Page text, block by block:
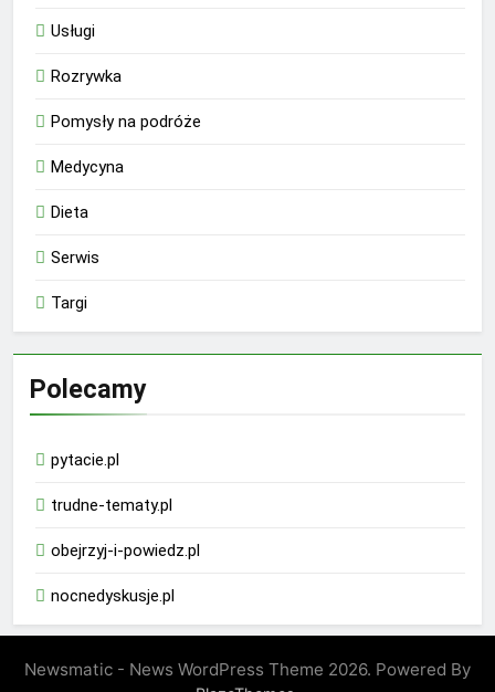
Usługi
Rozrywka
Pomysły na podróże
Medycyna
Dieta
Serwis
Targi
Polecamy
pytacie.pl
trudne-tematy.pl
obejrzyj-i-powiedz.pl
nocnedyskusje.pl
Newsmatic - News WordPress Theme 2026. Powered By